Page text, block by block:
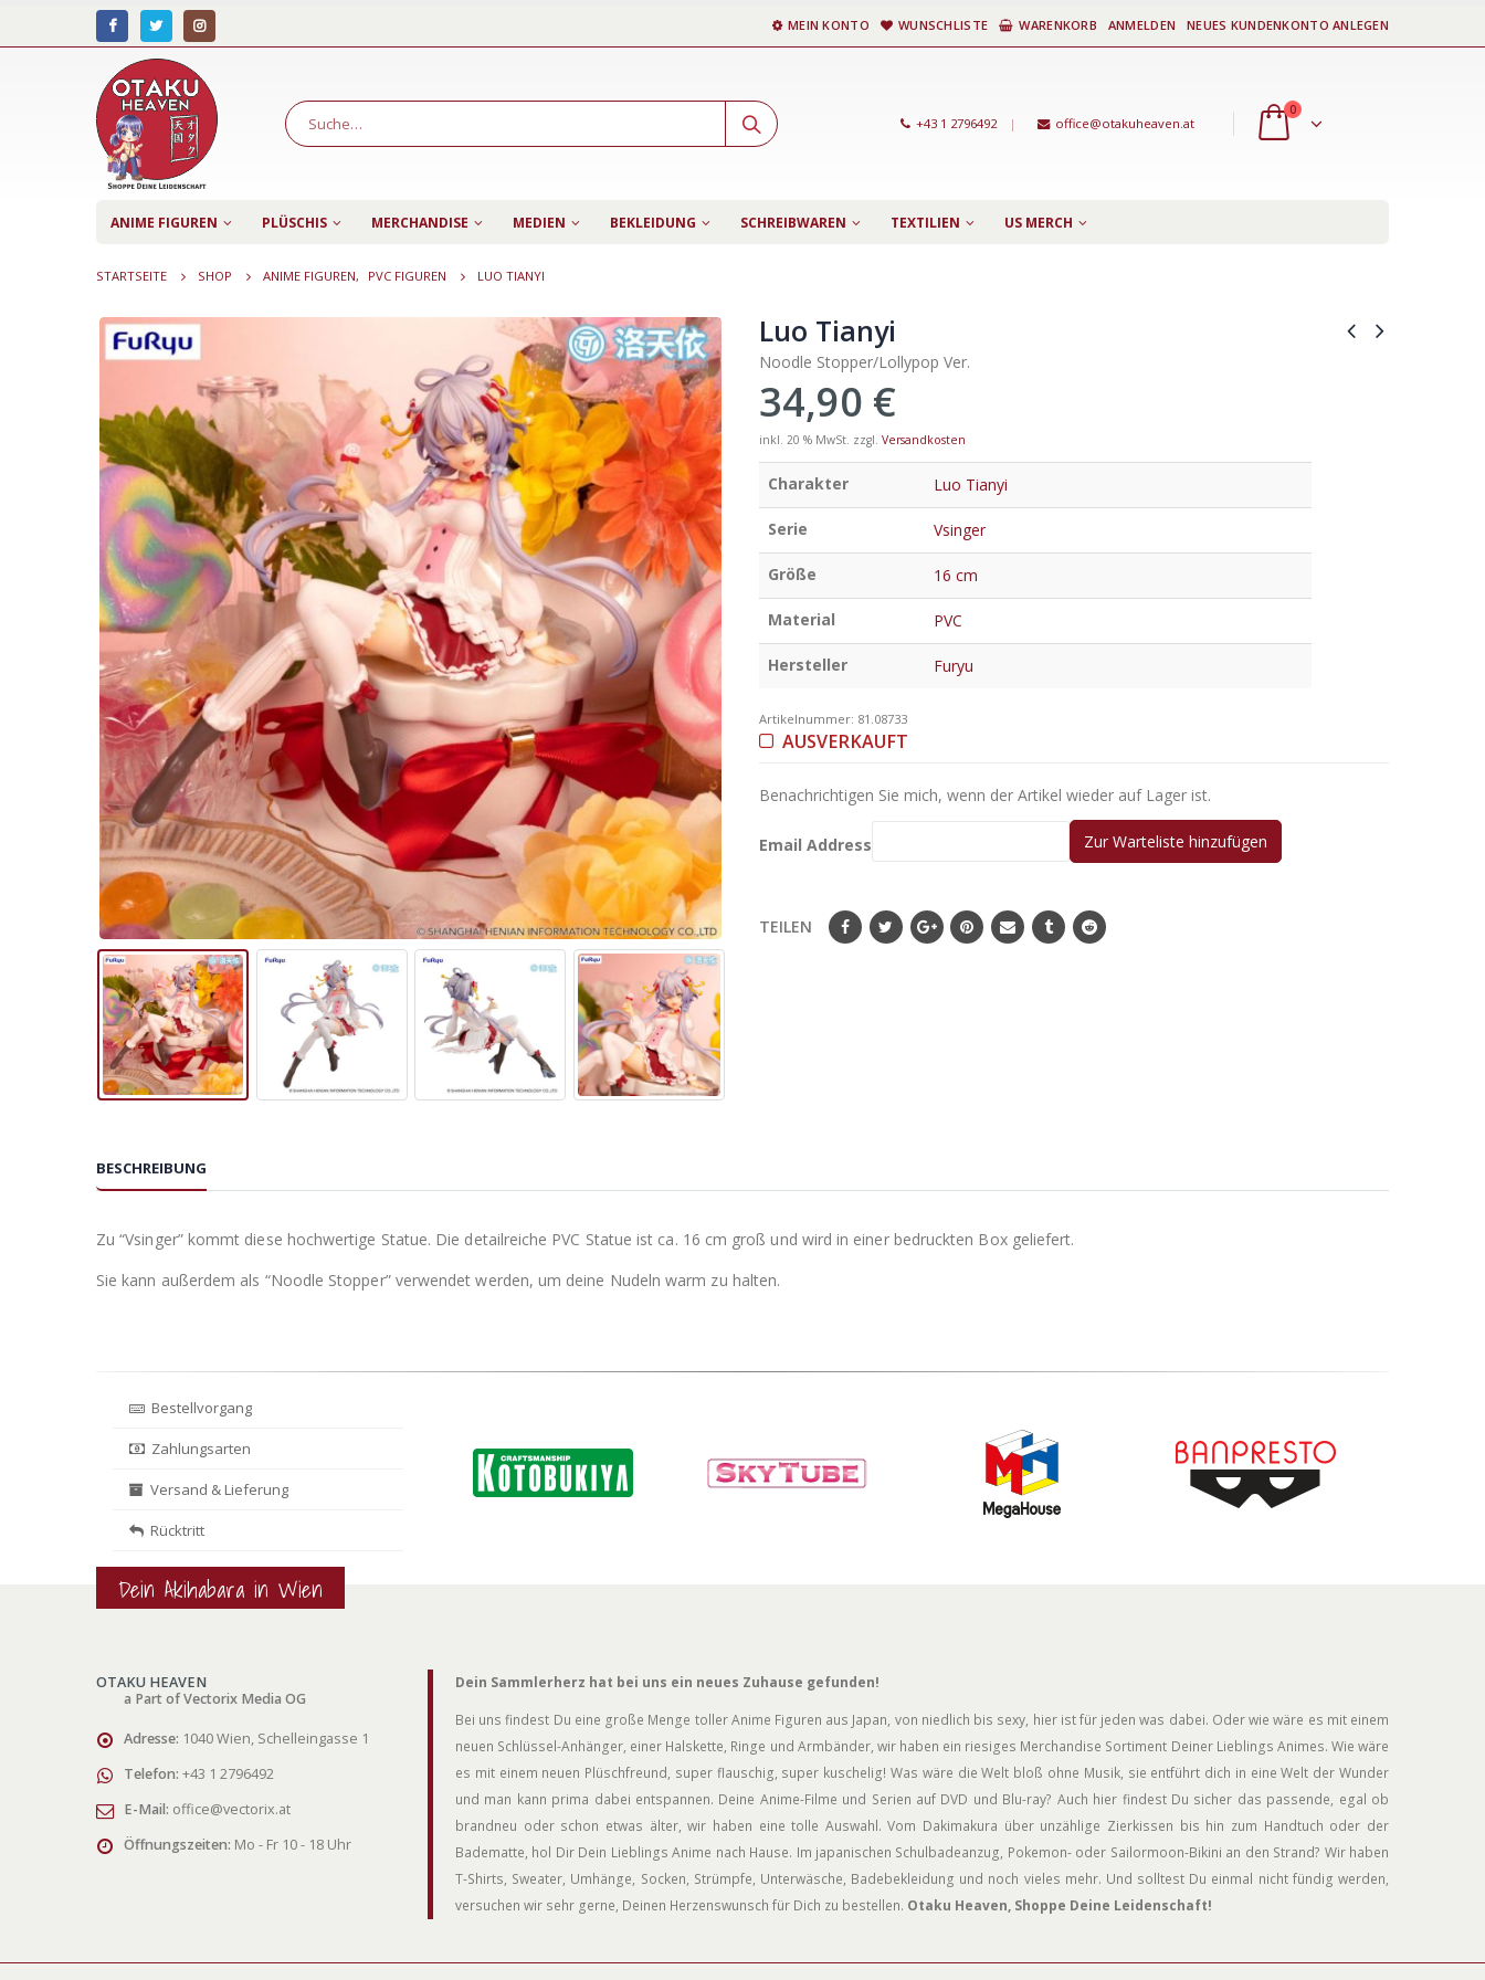
MEIN KONTO WUNSCHLISTE WARENKORB ANMELDEN NEUES KUNDENKONTO ANLEGEN
+43 1 2796492 | office@otakuheaven.at
0
ANIME FIGUREN PLÜSCHIS MERCHANDISE MEDIEN BEKLEIDUNG SCHREIBWAREN TEXTILIEN US MERCH
STARTSEITE SHOP ANIME FIGUREN, PVC FIGUREN LUO TIANYI
Luo Tianyi
Noodle Stopper/Lollypop Ver.
34,90 €
inkl. 20 % MwSt. zzgl. Versandkosten
Charakter Luo Tianyi
Serie Vsinger
Größe 16 cm
Material PVC
Hersteller Furyu
Artikelnummer: 81.08733
AUSVERKAUFT
Benachrichtigen Sie mich, wenn der Artikel wieder auf Lager ist.
Email Address
TEILEN
BESCHREIBUNG
Zu “Vsinger” kommt diese hochwertige Statue. Die detailreiche PVC Statue ist ca. 16 cm groß und wird in einer bedruckten Box geliefert.
Sie kann außerdem als “Noodle Stopper” verwendet werden, um deine Nudeln warm zu halten.
Bestellvorgang
Zahlungsarten
Versand & Lieferung
Rücktritt
Dein Akihabara in Wien
OTAKU HEAVEN
a Part of Vectorix Media OG
Adresse: 1040 Wien, Schelleingasse 1
Telefon: +43 1 2796492
E-Mail: office@vectorix.at
Öffnungszeiten: Mo - Fr 10 - 18 Uhr
Dein Sammlerherz hat bei uns ein neues Zuhause gefunden!
Bei uns findest Du eine große Menge toller Anime Figuren aus Japan, von niedlich bis sexy, hier ist für jeden was dabei. Oder wie wäre es mit einem
neuen Schlüssel-Anhänger, einer Halskette, Ringe und Armbänder, wir haben ein riesiges Merchandise Sortiment Deiner Lieblings Animes. Wie wäre
es mit einem neuen Plüschfreund, super flauschig, super kuschelig! Was wäre die Welt bloß ohne Musik, sie entführt dich in eine Welt der Wunder
und man kann prima dabei entspannen. Deine Anime-Filme und Serien auf DVD und Blu-ray? Auch hier findest Du sicher das passende, egal ob
brandneu oder schon etwas älter, wir haben eine tolle Auswahl. Vom Dakimakura über unzählige Zierkissen bis hin zum Handtuch oder der
Badematte, hol Dir Dein Lieblings Anime nach Hause. Im japanischen Schulbadeanzug, Pokemon- oder Sailormoon-Bikini an den Strand? Wir haben
T-Shirts, Sweater, Umhänge, Socken, Strümpfe, Unterwäsche, Badebekleidung und noch vieles mehr. Und solltest Du einmal nicht fündig werden,
versuchen wir sehr gerne, Deinen Herzenswunsch für Dich zu bestellen. Otaku Heaven, Shoppe Deine Leidenschaft!